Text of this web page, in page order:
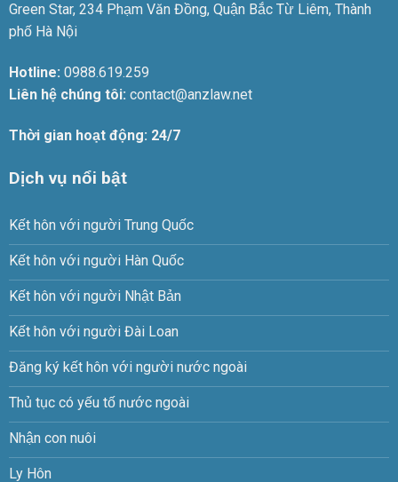
Green Star, 234 Phạm Văn Đồng, Quận Bắc Từ Liêm, Thành
phố Hà Nội
Hotline: 0988.619.259
Liên hệ chúng tôi: contact@anzlaw.net
Thời gian hoạt động: 24/7
Dịch vụ nổi bật
Kết hôn với người Trung Quốc
Kết hôn với người Hàn Quốc
Kết hôn với người Nhật Bản
Kết hôn với người Đài Loan
Đăng ký kết hôn với người nước ngoài
Thủ tục có yếu tố nước ngoài
Nhận con nuôi
Ly Hôn